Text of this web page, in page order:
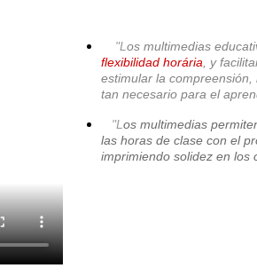
"L os multimedias
flexibilidad horária , y
estimular la
tan necesario para el
"L os multimedias
las horas de clase con el
imprimiendo solidez en los